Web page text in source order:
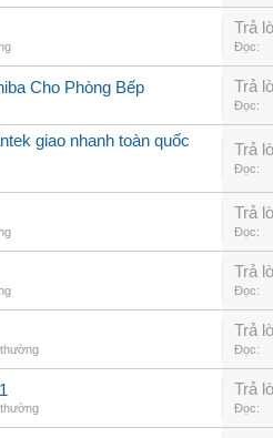
Trả
Đọc:
Cho Phòng Bếp Trả
Đọc:
giao nhanh toàn quốc
Trả
Đọc:
Trả
Đọc:
Trả
Đọc:
Trả
Đọc:
Trả
Đọc: